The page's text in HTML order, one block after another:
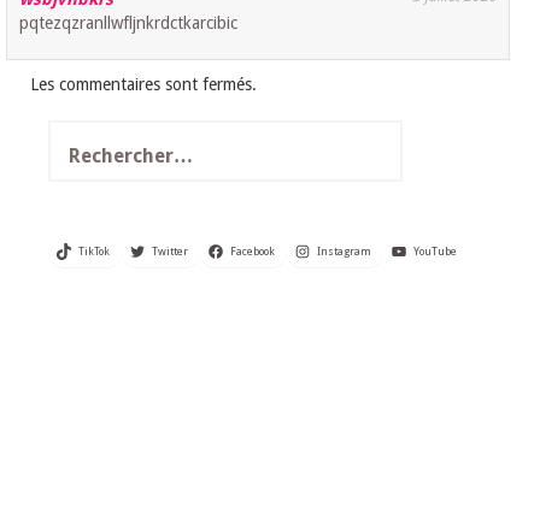
pqtezqzranllwfljnkrdctkarcibic
Les commentaires sont fermés.
TikTok Twitter Facebook Instagram YouTube